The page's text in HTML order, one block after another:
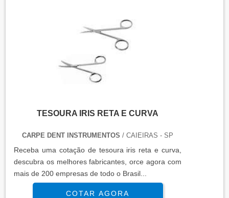
TESOURA IRIS RETA E CURVA
CARPE DENT INSTRUMENTOS / CAIEIRAS - SP
Receba uma cotação de tesoura iris reta e curva,
descubra os melhores fabricantes, orce agora com
mais de 200 empresas de todo o Brasil...
COTAR AGORA